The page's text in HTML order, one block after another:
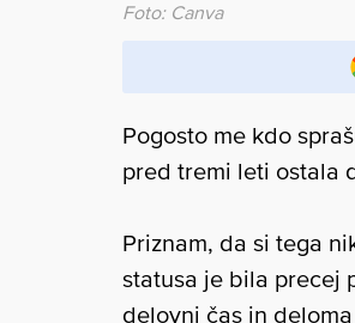
Foto: Canva
Pogosto me kdo
pred tremi leti ostala
Priznam, da si tega
statusa je bila precej
delovni čas in